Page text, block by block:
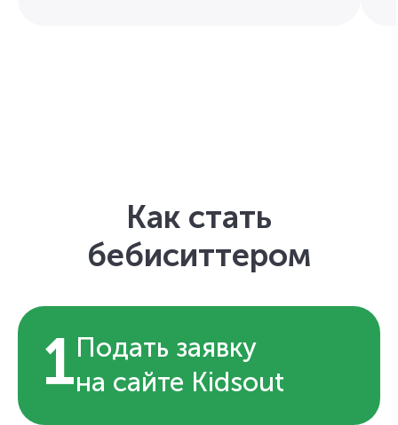
Как стать
бебиситтером
1Подать заявку
на сайте Kidsout